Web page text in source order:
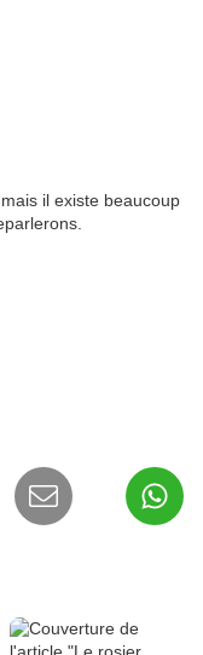
mais il existe beaucoup